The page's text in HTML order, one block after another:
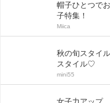
帽子ひとつで
子特集！
Miica
秋の旬スタイ
スタイル♡
mini55